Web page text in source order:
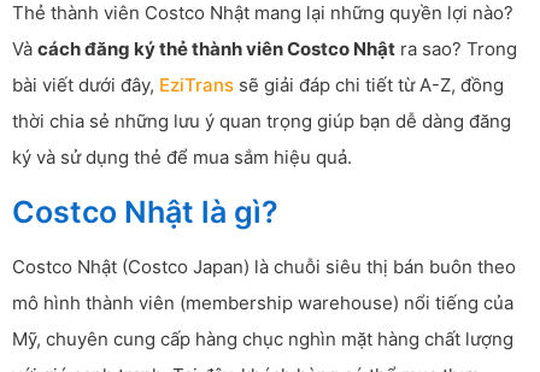
Thẻ thành viên Costco Nhật mang lại những quyền lợi nào?
Và cách đăng ký thẻ thành viên Costco Nhật ra sao? Trong
bài viết dưới đây, EziTrans sẽ giải đáp chi tiết từ A-Z, đồng
thời chia sẻ những lưu ý quan trọng giúp bạn dễ dàng đăng
ký và sử dụng thẻ để mua sắm hiệu quả.
Costco Nhật là gì?
Costco Nhật (Costco Japan) là chuỗi siêu thị bán buôn theo
mô hình thành viên (membership warehouse) nổi tiếng của
Mỹ, chuyên cung cấp hàng chục nghìn mặt hàng chất lượng